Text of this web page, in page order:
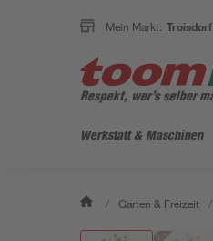
Mein Markt: Troisdorf
Werkstatt & Maschinen
/ Garten & Freizeit /